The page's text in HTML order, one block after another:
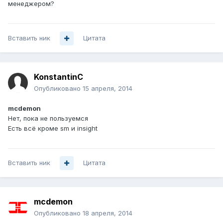
менеджером?
Вставить ник Цитата
KonstantinC
Опубликовано 15 апреля, 2014
mcdemon
Нет, пока не пользуемся
Есть всё кроме sm и insight
Вставить ник Цитата
mcdemon
Опубликовано 18 апреля, 2014